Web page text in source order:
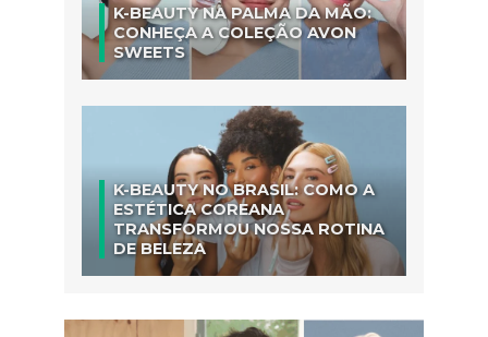
K-BEAUTY NA PALMA DA MÃO:
CONHEÇA A COLEÇÃO AVON
SWEETS
K-BEAUTY NO BRASIL: COMO A
ESTÉTICA COREANA
TRANSFORMOU NOSSA ROTINA
DE BELEZA